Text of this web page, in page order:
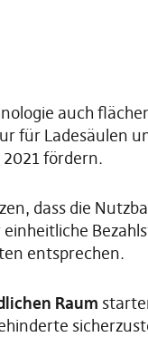
auch
für Ladesäulen
fördern.
dass die
entsprechen.
Raum